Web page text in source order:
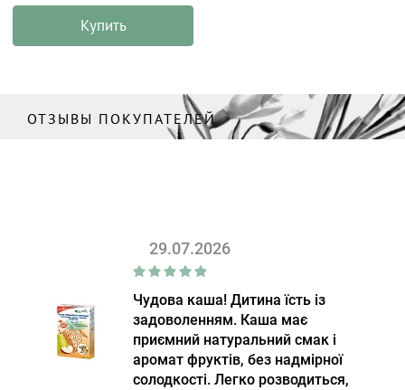
Купить
ОТЗЫВЫ ПОКУПАТЕЛЕЙ
29.07.2026
Чудова каша! Дитина їсть із
задоволенням. Каша має
приємний натуральний смак і
аромат фруктів, без надмірної
солодкості. Легко розводиться,